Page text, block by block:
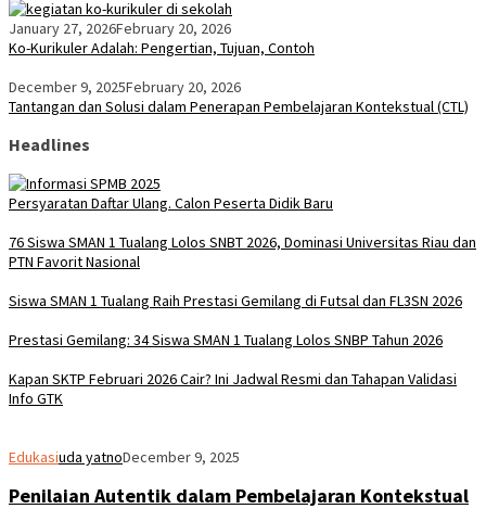
January 27, 2026February 20, 2026
Ko-Kurikuler Adalah: Pengertian, Tujuan, Contoh
December 9, 2025February 20, 2026
Tantangan dan Solusi dalam Penerapan Pembelajaran Kontekstual (CTL)
Headlines
Persyaratan Daftar Ulang. Calon Peserta Didik Baru
76 Siswa SMAN 1 Tualang Lolos SNBT 2026, Dominasi Universitas Riau dan
PTN Favorit Nasional
Siswa SMAN 1 Tualang Raih Prestasi Gemilang di Futsal dan FL3SN 2026
Prestasi Gemilang: 34 Siswa SMAN 1 Tualang Lolos SNBP Tahun 2026
Kapan SKTP Februari 2026 Cair? Ini Jadwal Resmi dan Tahapan Validasi
Info GTK
Edukasiuda yatnoDecember 9, 2025
Penilaian Autentik dalam Pembelajaran Kontekstual